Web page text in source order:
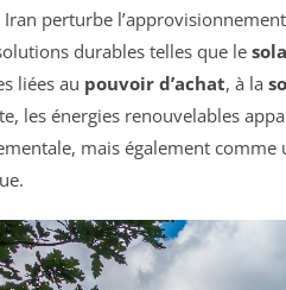
Iran perturbe
durables telles que le
liées au pouvoir d’achat, à la
les énergies renouvelables
mais également